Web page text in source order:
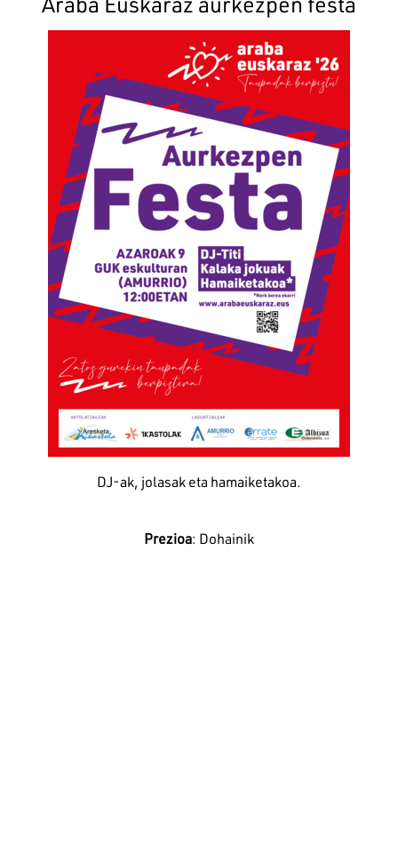
DJ-ak, jolasak eta hamaiketakoa.
Prezioa: Dohainik